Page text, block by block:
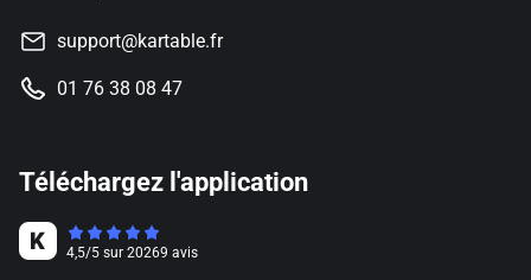
support@kartable.fr
01 76 38 08 47
Téléchargez l'application
4,5/5 sur 20269 avis